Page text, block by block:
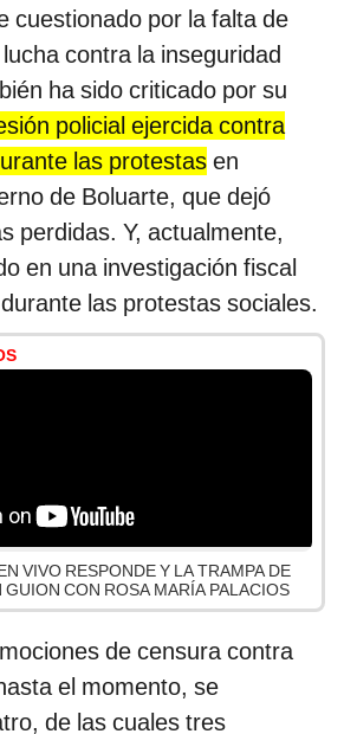
cuestionado por la falta de
contra la inseguridad
ha sido criticado por su
policial ejercida contra
las protestas en
de Boluarte, que dejó
perdidas. Y, actualmente,
en una investigación fiscal
las protestas sociales.
VIVO RESPONDE Y LA TRAMPA DE
GUION CON ROSA MARÍA PALACIOS
de censura contra
el momento, se
de las cuales tres